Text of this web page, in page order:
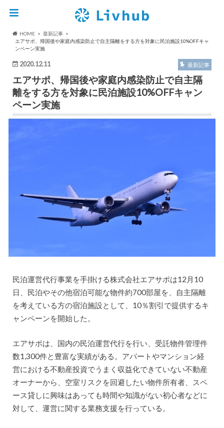
HOME
最新記事
エアサポ、帰国後や家庭内感染防止で自主隔離をする方を対象に民泊施設10%OFFキャ
ンペーン実施
2020.12.11 最新記事
エアサポ、帰国後や家庭内感染防止で自主隔
離をする方を対象に民泊施設10%OFFキャン
ペーン実施
民泊運営代行事業を手掛ける株式会社エアサポは12月10
日、民泊やその他宿泊可能な物件約700部屋を、自主隔離
を考えている方の宿泊施設として、10％割引で提供するキ
ャンペーンを開始した。
エアサポは、国内の民泊運営代行を行い、受託物件管理件
数1,300件と豊富な実績がある。アパートやマンション経
営における不動産投資でうまく収益化できていない不動産
オーナーから、空室リスクを回避したい物件所有者、スペ
ース貸しに興味はあっても時間や知識がない初心者などに
対して、運営に関する業務支援を行っている。